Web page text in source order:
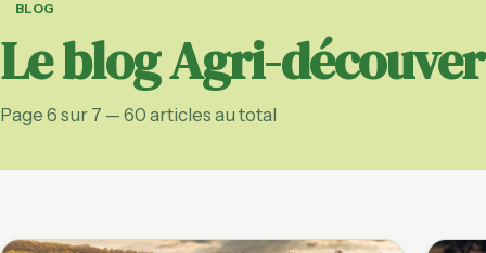
Agenda
Foires, marchés
ouvertes
décryptés
BLOG
Le blog Agri-
Page 6 sur 7 — 60 articles au total